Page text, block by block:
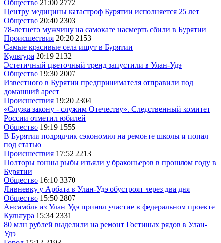
Общество 21:00 2772
Центру медицины катастроф Бурятии исполняется 25 лет
Общество 20:40 2303
78-летнего мужчину на самокате насмерть сбили в Бурятии
Происшествия 20:20 2153
Самые красивые села ищут в Бурятии
Культура 20:19 2132
Эстетичный цветочный тренд запустили в Улан-Удэ
Общество 19:30 2007
Известного в Бурятии предпринимателя отправили под
домашний арест
Происшествия 19:20 2304
«Служа закону - служим Отечеству». Следственный комитет
России отметил юбилей
Общество 19:19 1555
В Бурятии подрядчик сэкономил на ремонте школы и попал
под статью
Происшествия 17:52 2213
Полторы тонны рыбы изъяли у браконьеров в прошлом году в
Бурятии
Общество 16:10 3370
Ливневку у Арбата в Улан-Удэ обустроят через два дня
Общество 15:50 2807
Ансамбль из Улан-Удэ принял участие в федеральном проекте
Культура 15:34 2331
80 млн рублей выделили на ремонт Гостиных рядов в Улан-
Удэ